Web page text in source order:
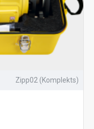
Zipp02 (Komplekts)